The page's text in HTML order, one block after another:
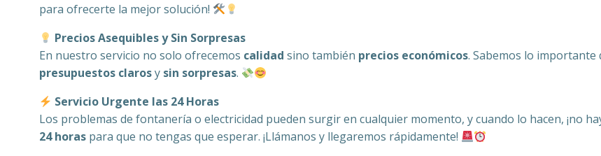
para ofrecerte la mejor solución!
Precios Asequibles y Sin Sorpresas
En nuestro servicio no solo ofrecemos calidad sino también precios económicos. Sabemos lo
presupuestos clarosy sin sorpresas.
Servicio Urgente las 24 Horas
Los problemas de fontanería o electricidad pueden surgir en cualquier momento, y cuando lo hacen, ¡no
24 horas para que no tengas que esperar. ¡Llámanos y llegaremos rápidamente!